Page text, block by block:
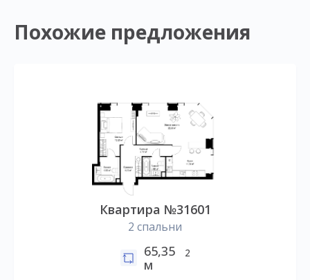
Похожие предложения
Квартира №31601
2 спальни
65,35
м
2